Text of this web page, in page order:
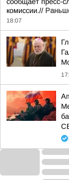
комиссии.//
18:07